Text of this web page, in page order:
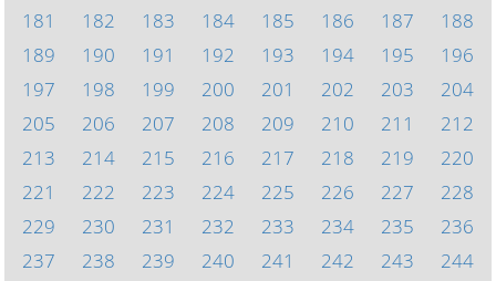
181
182 183 184 185 186 187
188
189
190 191 192 193 194 195
196
197
198 199 200 201 202 203
204
205
206 207 208 209 210 211
212
213
214 215 216 217 218 219
220
221
222 223 224 225 226 227
228
229
230 231 232 233 234 235
236
237
238 239 240 241 242 243
244